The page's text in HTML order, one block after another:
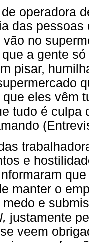
operadora
das
no
a gente
pisar,
que eles vêm
tudo é culpa
e
manter o
medo e
justamente
veem